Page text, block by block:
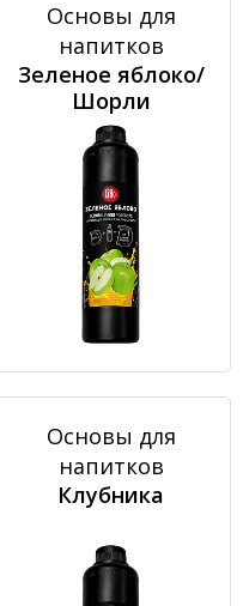
Основы для
напитков
Зеленое яблоко/
Шорли
Основы для
напитков
Клубника